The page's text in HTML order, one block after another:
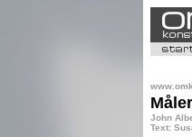
John
Text: